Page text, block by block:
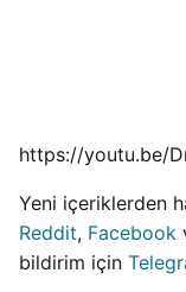
https://youtu.be/
Yeni içeriklerden
Reddit, Facebook
bildirim için